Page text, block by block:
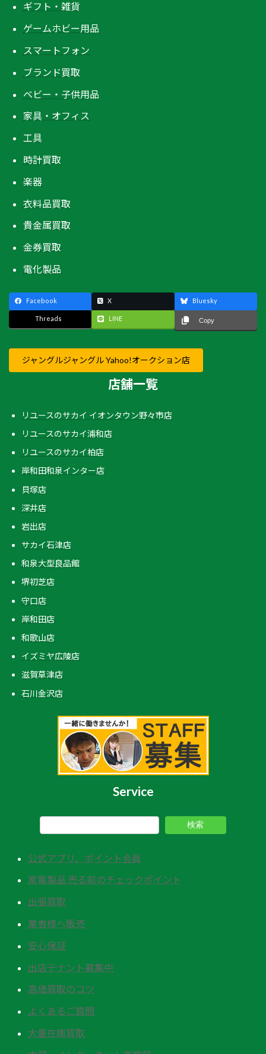
ギフト・雑貨
ゲームホビー用品
スマートフォン
ブランド買取
ベビー・子供用品
家具・オフィス
工具
時計買取
楽器
衣料品買取
貴金属買取
金券買取
電化製品
Facebook X Bluesky
Threads LINE Copy
ジャングルジャングル Yahoo!オークション店
店舗一覧
リユースのサカイ イオンタウン野々市店
リユースのサカイ浦和店
リユースのサカイ柏店
岸和田和泉インター店
貝塚店
深井店
岩出店
サカイ石津店
和泉大型良品館
堺初芝店
守口店
岸和田店
和歌山店
イズミヤ広陵店
滋賀草津店
石川金沢店
Service
検索
公式アプリ、ポイント会員
家電製品 売る前のチェックポイント
出張買取
業者様へ販売
安心保証
出店テナント募集中
高価買取のコツ
よくあるご質問
大量在庫買取